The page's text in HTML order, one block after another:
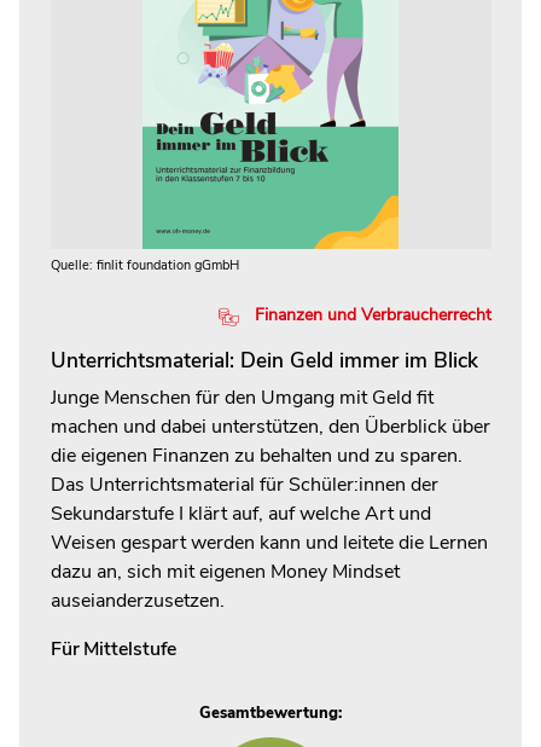
Quelle: finlit foundation gGmbH
Finanzen und Verbraucherrecht
Unterrichtsmaterial: Dein Geld immer im Blick
Junge Menschen für den Umgang mit Geld fit
machen und dabei unterstützen, den Überblick über
die eigenen Finanzen zu behalten und zu sparen.
Das Unterrichtsmaterial für Schüler:innen der
Sekundarstufe I klärt auf, auf welche Art und
Weisen gespart werden kann und leitete die Lernen
dazu an, sich mit eigenen Money Mindset
auseianderzusetzen.
Für Mittelstufe
Gesamtbewertung: